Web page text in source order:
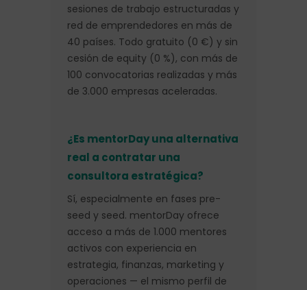
sesiones de trabajo estructuradas y
red de emprendedores en más de
40 países. Todo gratuito (0 €) y sin
cesión de equity (0 %), con más de
100 convocatorias realizadas y más
de 3.000 empresas aceleradas.
¿Es mentorDay una alternativa
real a contratar una
consultora estratégica?
Sí, especialmente en fases pre-
seed y seed. mentorDay ofrece
acceso a más de 1.000 mentores
activos con experiencia en
estrategia, finanzas, marketing y
operaciones — el mismo perfil de